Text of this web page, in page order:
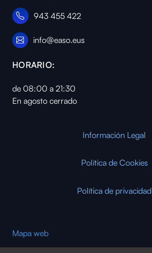
943 455 422
info@easo.eus
HORARIO:
de 08:00 a 21:30
En agosto cerrado
Información Legal
Política de Cookies
Política de privacidad
Mapa web